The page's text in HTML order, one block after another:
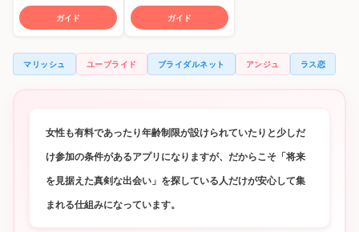
ガイド ガイド
マリッシュ ユーブライド ブライダルネット アンジュ ラス恋
女性も有料であったり年齢制限が設けられていたりと少しだ
け参加の条件があるアプリになりますが、だからこそ「将来
を見据えた真剣な出会い」を探している人だけが安心して集
まれる仕組みになっています。